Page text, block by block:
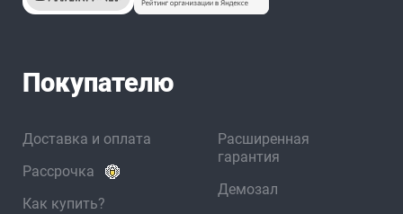
Покупателю
Доставка и оплата
Рассрочка
Как купить?
Расширенная
гарантия
Демозал